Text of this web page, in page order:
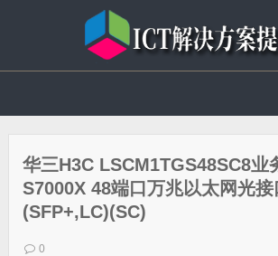
华三H3C LSCM1TGS48SC8业
S7000X 48端口万兆以太网光
(SFP+,LC)(SC)
0